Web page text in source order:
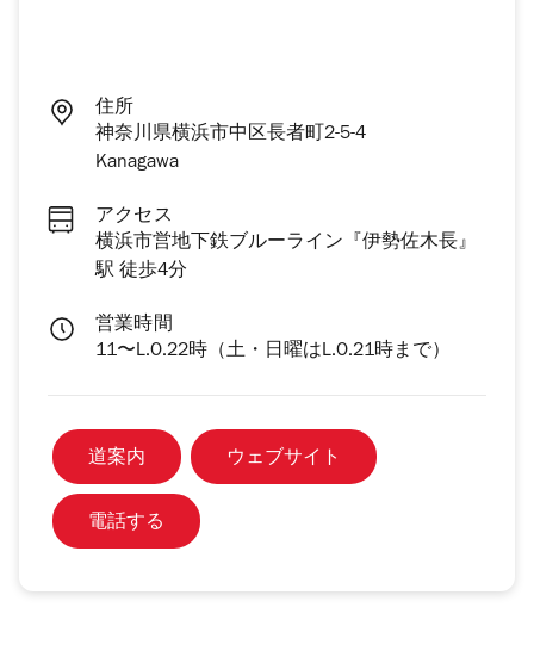
住所
神奈川県横浜市中区長者町2-5-4
Kanagawa
アクセス
横浜市営地下鉄ブルーライン『伊勢佐木長』
駅 徒歩4分
営業時間
11〜L.O.22時（土・日曜はL.O.21時まで）
道案内 ウェブサイト
電話する